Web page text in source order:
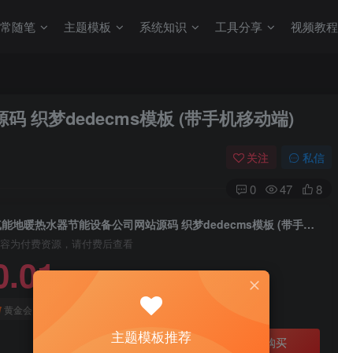
随笔 主题模板 系统知识 工具分享 视频教程
织梦dedecms模板 (带手机移动端)
关注 私信
0 47 8
空气能地暖热水器节能设备公司网站源码 织梦dedecms模板 (带手机移动端)
为付费资源，请付费后查看
黄金会员 免费
立即购买
主题模板推荐